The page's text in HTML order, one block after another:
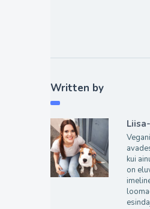
Written by
kui
on